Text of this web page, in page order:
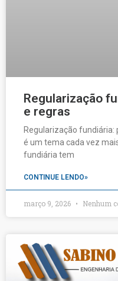
Regularização
e regras
Regularização
é um tema cada vez
fundiária tem
CONTINUE LENDO»
março 9, 2026 Nenhum